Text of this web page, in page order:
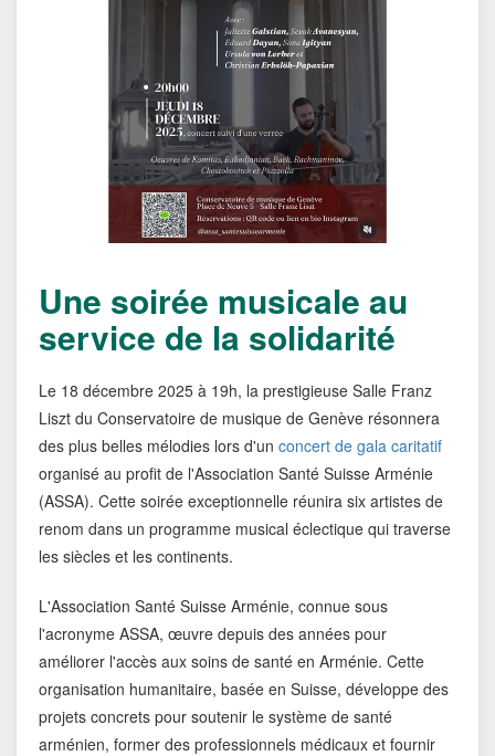
Une soirée musicale au
service de la solidarité
Le 18 décembre 2025 à 19h, la prestigieuse Salle Franz
Liszt du Conservatoire de musique de Genève résonnera
des plus belles mélodies lors d'un concert de gala caritatif
organisé au profit de l'Association Santé Suisse Arménie
(ASSA). Cette soirée exceptionnelle réunira six artistes de
renom dans un programme musical éclectique qui traverse
les siècles et les continents.
L'Association Santé Suisse Arménie, connue sous
l'acronyme ASSA, œuvre depuis des années pour
améliorer l'accès aux soins de santé en Arménie. Cette
organisation humanitaire, basée en Suisse, développe des
projets concrets pour soutenir le système de santé
arménien, former des professionnels médicaux et fournir